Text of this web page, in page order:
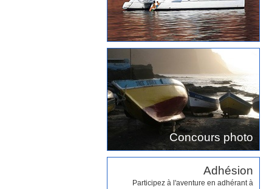
Concours photo
Adhésion
Participez à l'aventure en adhérant à